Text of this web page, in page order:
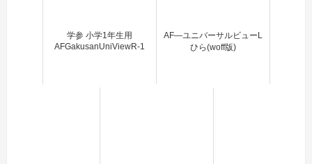
学参 小学1年生用
AFGakusanUniViewR-1
AF―ユニバーサルビューL
ひら(woff版)